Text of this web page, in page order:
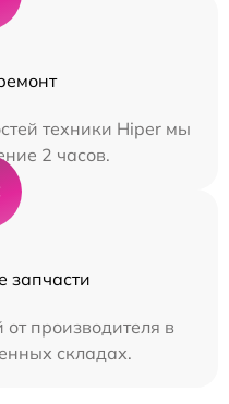
техники Hiper мы
2 часов.
запчасти
производителя в
складах.